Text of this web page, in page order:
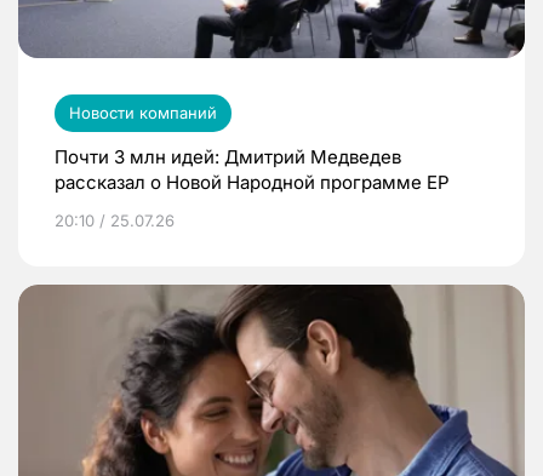
Новости компаний
Почти 3 млн идей: Дмитрий Медведев
рассказал о Новой Народной программе ЕР
20:10 / 25.07.26